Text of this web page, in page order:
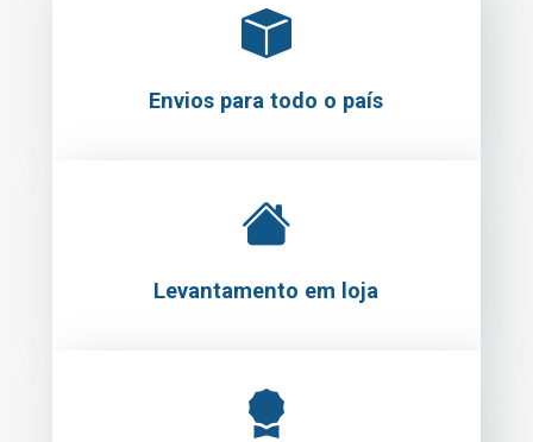
Envios para todo o país
Levantamento em loja